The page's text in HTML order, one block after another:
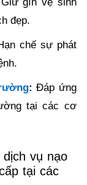
đẹp.
chế sự phát
:Đáp ứng
tại các cơ
vụ nạo
tại các